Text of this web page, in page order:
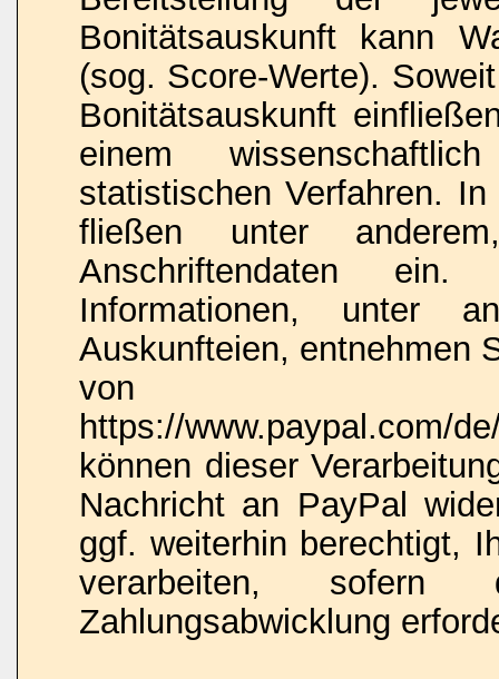
Bonitätsauskunft kann
(sog. Score-Werte).
Bonitätsauskunft
einem
statistischen Verfahren.
fließen unter
Anschriftendaten ein.
Informationen, unter
Auskunfteien, entnehmen
von
https://www.paypal.com/
können dieser
Nachricht an PayPal
ggf. weiterhin berechtigt,
verarbeiten, sofern
Zahlungsabwicklung